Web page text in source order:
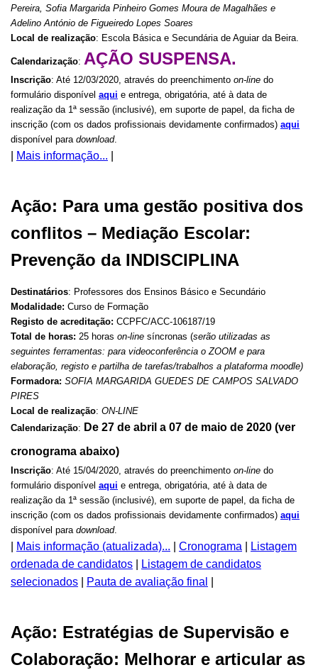
Pereira, Sofia Margarida Pinheiro Gomes Moura de Magalhães e
Adelino António de Figueiredo Lopes Soares
Local de realização: Escola Básica e Secundária de Aguiar da Beira.
Calendarização: AÇÃO SUSPENSA.
Inscrição: Até 12/03/2020, através do preenchimento on-line do
formulário disponível aqui e entrega, obrigatória, até à data de
realização da 1ª sessão (inclusivé), em suporte de papel, da ficha de
inscrição (com os dados profissionais devidamente confirmados) aqui
disponível para download.
Mais informação...
Ação: Para uma gestão positiva dos
conflitos – Mediação Escolar:
Prevenção da INDISCIPLINA
Destinatários: Professores dos Ensinos Básico e Secundário
Modalidade: Curso de Formação
Registo de acreditação: CCPFC/ACC-106187/19
Total de horas: 25 horas on-line síncronas (serão utilizadas as
seguintes ferramentas: para videoconferência o ZOOM e para
elaboração, registo e partilha de tarefas/trabalhos a plataforma moodle)
Formadora: SOFIA MARGARIDA GUEDES DE CAMPOS SALVADO
PIRES
Local de realização: ON-LINE
Calendarização: De 27 de abril a 07 de maio de 2020 (ver
cronograma abaixo)
Inscrição: Até 15/04/2020, através do preenchimento on-line do
formulário disponível aqui e entrega, obrigatória, até à data de
realização da 1ª sessão (inclusivé), em suporte de papel, da ficha de
inscrição (com os dados profissionais devidamente confirmados) aqui
disponível para download.
Mais informação (atualizada)... Cronograma
Listagem
ordenada de candidatos
Listagem de candidatos
selecionados
Pauta de avaliação final
Ação: Estratégias de Supervisão e
Colaboração: Melhorar e articular as